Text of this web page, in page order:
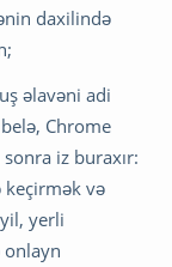
daxilində
əlavəni adi
Chrome
iz buraxır:
keçirmək və
yerli
onlayn